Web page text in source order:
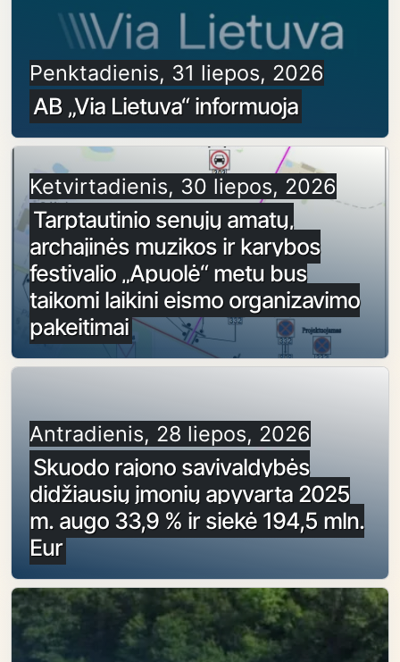
Penktadienis, 31 liepos, 2026
AB „Via Lietuva“ informuoja
Ketvirtadienis, 30 liepos, 2026
Tarptautinio senųjų amatų,
archajinės muzikos ir karybos
festivalio „Apuolė“ metu bus
taikomi laikini eismo organizavimo
pakeitimai
Antradienis, 28 liepos, 2026
Skuodo rajono savivaldybės
didžiausių įmonių apyvarta 2025
m. augo 33,9 % ir siekė 194,5 mln.
Eur